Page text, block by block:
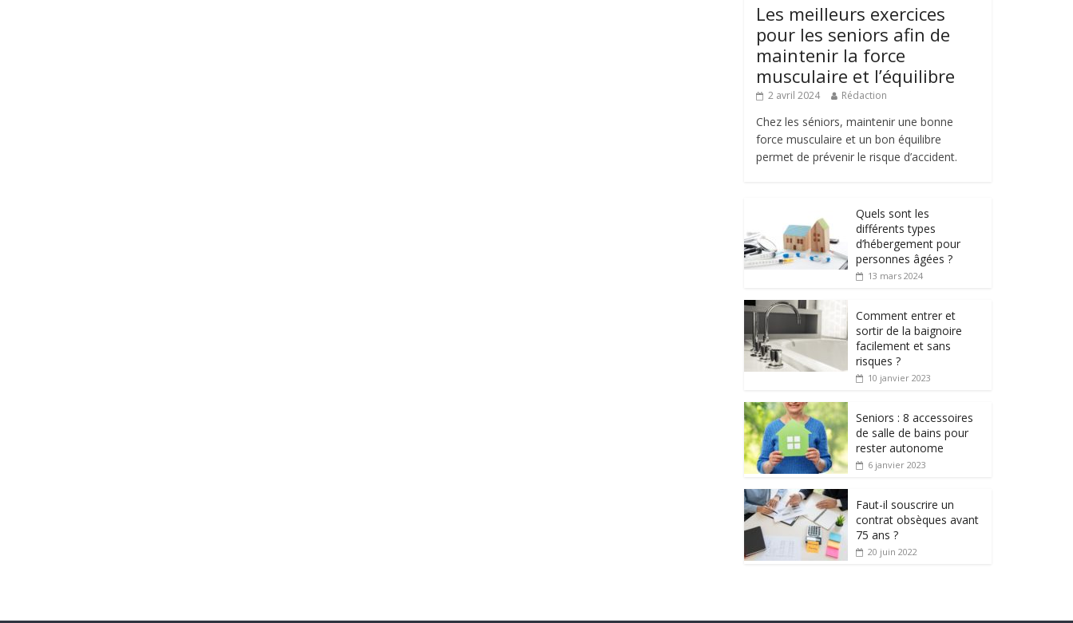
Les meilleurs exercices
pour les seniors afin de
maintenir la force
musculaire et l’équilibre
2 avril 2024 Rédaction
Chez les séniors, maintenir une bonne
force musculaire et un bon équilibre
permet de prévenir le risque d’accident.
Quels sont les
différents types
d’hébergement pour
personnes âgées ?
13 mars 2024
Comment entrer et
sortir de la baignoire
facilement et sans
risques ?
10 janvier 2023
Seniors : 8 accessoires
de salle de bains pour
rester autonome
6 janvier 2023
Faut-il souscrire un
contrat obsèques avant
75 ans ?
20 juin 2022